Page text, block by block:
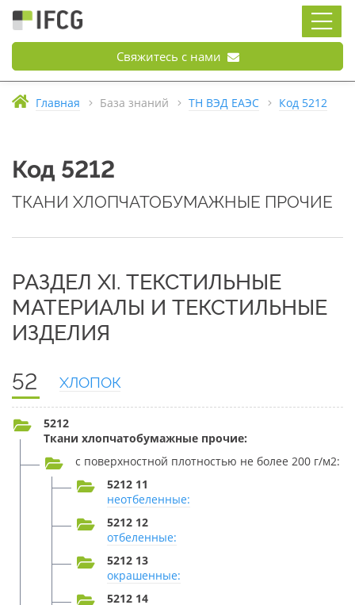
Свяжитесь с нами
Главная База знаний ТН ВЭД ЕАЭС Код 5212
Код 5212
ТКАНИ ХЛОПЧАТОБУМАЖНЫЕ ПРОЧИЕ
РАЗДЕЛ XI. ТЕКСТИЛЬНЫЕ
МАТЕРИАЛЫ И ТЕКСТИЛЬНЫЕ
ИЗДЕЛИЯ
52 ХЛОПОК
5212
Ткани хлопчатобумажные прочие:
с поверхностной плотностью не более 200 г/м2:
5212 11
неотбеленные:
5212 12
отбеленные:
5212 13
окрашенные:
5212 14